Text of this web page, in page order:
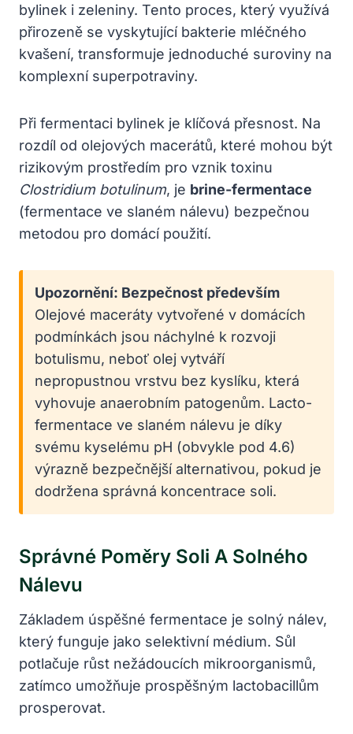
bylinek i zeleniny. Tento proces, který využívá
přirozeně se vyskytující bakterie mléčného
kvašení, transformuje jednoduché suroviny na
komplexní superpotraviny.
Při fermentaci bylinek je klíčová přesnost. Na
rozdíl od olejových macerátů, které mohou být
rizikovým prostředím pro vznik toxinu
Clostridium botulinum, je brine-fermentace
(fermentace ve slaném nálevu) bezpečnou
metodou pro domácí použití.
Upozornění: Bezpečnost především
Olejové maceráty vytvořené v domácích
podmínkách jsou náchylné k rozvoji
botulismu, neboť olej vytváří
nepropustnou vrstvu bez kyslíku, která
vyhovuje anaerobním patogenům. Lacto-
fermentace ve slaném nálevu je díky
svému kyselému pH (obvykle pod 4.6)
výrazně bezpečnější alternativou, pokud je
dodržena správná koncentrace soli.
Správné Poměry Soli A Solného
Nálevu
Základem úspěšné fermentace je solný nálev,
který funguje jako selektivní médium. Sůl
potlačuje růst nežádoucích mikroorganismů,
zatímco umožňuje prospěšným lactobacillům
prosperovat.